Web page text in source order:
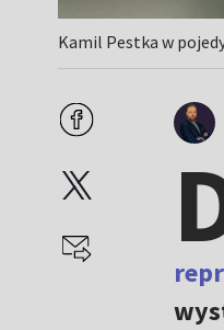
Kamil Pestka w